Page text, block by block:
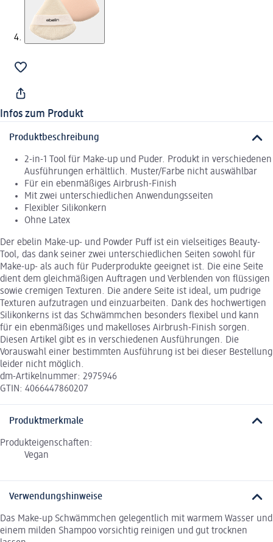
Infos zum Produkt
Produktbeschreibung
2-in-1 Tool für Make-up und Puder. Produkt in verschiedenen
Ausführungen erhältlich. Muster/Farbe nicht auswählbar
Für ein ebenmäßiges Airbrush-Finish
Mit zwei unterschiedlichen Anwendungsseiten
Flexibler Silikonkern
Ohne Latex
Der ebelin Make-up- und Powder Puff ist ein vielseitiges Beauty-
Tool, das dank seiner zwei unterschiedlichen Seiten sowohl für
Make-up- als auch für Puderprodukte geeignet ist. Die eine Seite
dient dem gleichmäßigen Auftragen und Verblenden von flüssigen
sowie cremigen Texturen. Die andere Seite ist ideal, um pudrige
Texturen aufzutragen und einzuarbeiten. Dank des hochwertigen
Silikonkerns ist das Schwämmchen besonders flexibel und kann
für ein ebenmäßiges und makelloses Airbrush-Finish sorgen.
Diesen Artikel gibt es in verschiedenen Ausführungen. Die
Vorauswahl einer bestimmten Ausführung ist bei dieser Bestellung
leider nicht möglich.
dm-Artikelnummer: 2975946
GTIN: 4066447860207
Produktmerkmale
Produkteigenschaften:
Vegan
Verwendungshinweise
Das Make-up Schwämmchen gelegentlich mit warmem Wasser und
einem milden Shampoo vorsichtig reinigen und gut trocknen